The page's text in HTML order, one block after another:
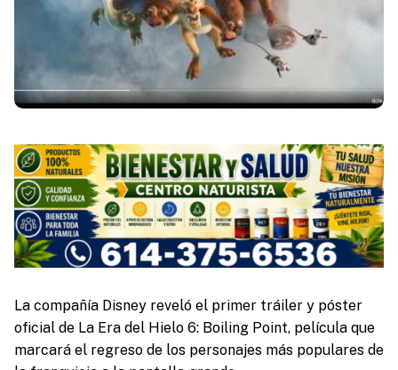
La compañía Disney reveló el primer tráiler y póster
oficial de La Era del Hielo 6: Boiling Point, película que
marcará el regreso de los personajes más populares de